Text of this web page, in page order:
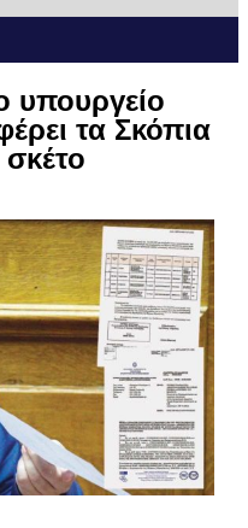
υπουργείο
τα Σκόπια